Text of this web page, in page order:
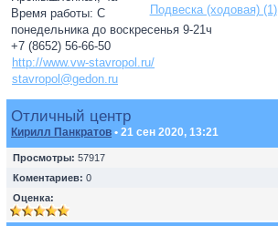
Подвеска (ходовая) (1)
Время работы: С
понедельника до воскресенья 9-21ч
+7 (8652) 56-66-50
http://www.vw-stavropol.ru/
stavropol@gedon.ru
Отличный центр
Кирилл Панкратов • 21 сен 2020, 13:21
Просмотры: 57917
Коментариев: 0
Оценка: